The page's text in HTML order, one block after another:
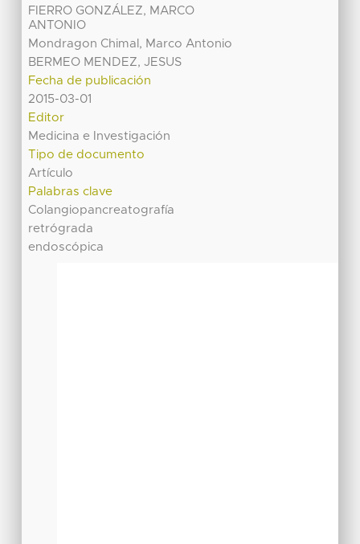
FIERRO GONZÁLEZ, MARCO
ANTONIO
Mondragon Chimal, Marco Antonio
BERMEO MENDEZ, JESUS
Fecha de publicación
2015-03-01
Editor
Medicina e Investigación
Tipo de documento
Artículo
Palabras clave
Colangiopancreatografía
retrógrada
endoscópica